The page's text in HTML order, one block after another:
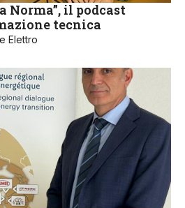
Norma”, il podcast
tecnica
Elettro